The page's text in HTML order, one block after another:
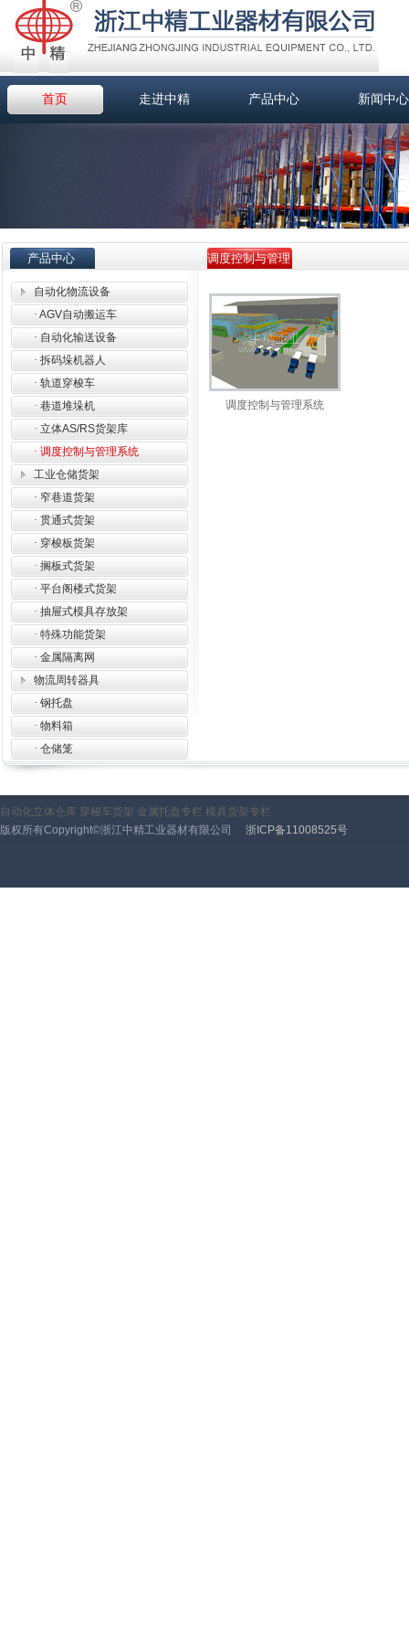
首页 走进中精 产品中心 新闻中心
产品中心
自动化物流设备
· AGV自动搬运车
· 自动化输送设备
· 拆码垛机器人
· 轨道穿梭车
· 巷道堆垛机
· 立体AS/RS货架库
· 调度控制与管理系统
工业仓储货架
· 窄巷道货架
· 贯通式货架
· 穿梭板货架
· 搁板式货架
· 平台阁楼式货架
· 抽屉式模具存放架
· 特殊功能货架
· 金属隔离网
物流周转器具
· 钢托盘
· 物料箱
· 仓储笼
调度控制与管理
调度控制与管理系统
自动化立体仓库 穿梭车货架 金属托盘专栏 模具货架专栏
版权所有Copyright©浙江中精工业器材有限公司
浙ICP备11008525号